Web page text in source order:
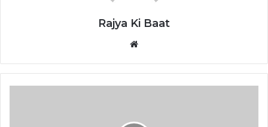
Rajya Ki Baat